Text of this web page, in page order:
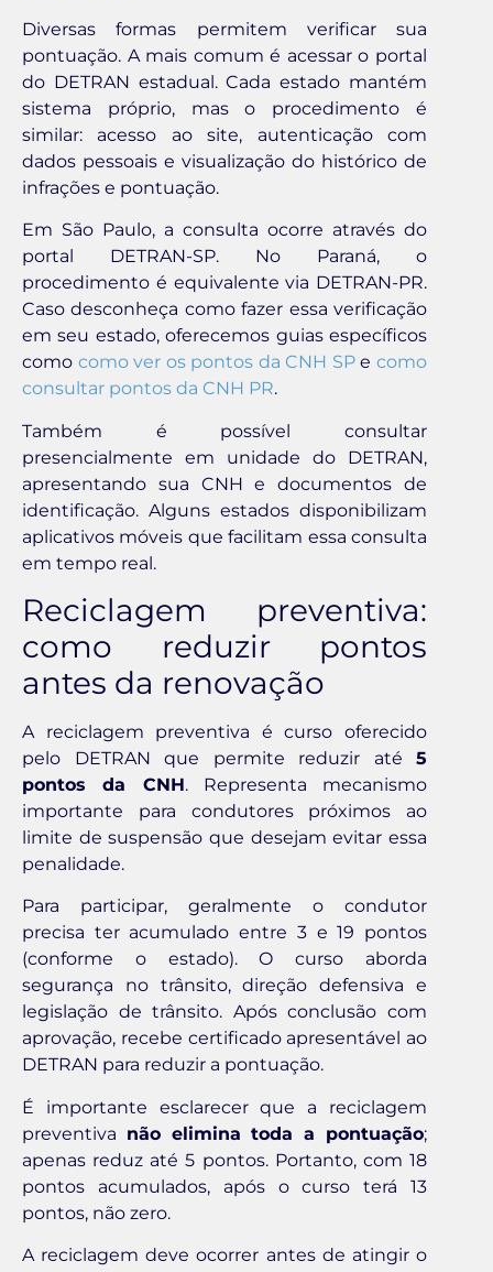
Diversas formas permitem verificar sua
pontuação. A mais comum é acessar o portal
do DETRAN estadual. Cada estado mantém
sistema próprio, mas o procedimento é
similar: acesso ao site, autenticação com
dados pessoais e visualização do histórico de
infrações e pontuação.
Em São Paulo, a consulta ocorre através do
portal DETRAN-SP. No Paraná, o
procedimento é equivalente via DETRAN-PR.
Caso desconheça como fazer essa verificação
em seu estado, oferecemos guias específicos
como como ver os pontos da CNH SPecomo
consultar pontos da CNH PR.
Também é possível consultar
presencialmente em unidade do DETRAN,
apresentando sua CNH e documentos de
identificação. Alguns estados disponibilizam
aplicativos móveis que facilitam essa consulta
em tempo real.
Reciclagem preventiva:
como reduzir pontos
antes da renovação
A reciclagem preventiva é curso oferecido
pelo DETRAN que permite reduzir até 5
pontos da CNH. Representa mecanismo
importante para condutores próximos ao
limite de suspensão que desejam evitar essa
penalidade.
Para participar, geralmente o condutor
precisa ter acumulado entre 3 e 19 pontos
(conforme o estado). O curso aborda
segurança no trânsito, direção defensiva e
legislação de trânsito. Após conclusão com
aprovação, recebe certificado apresentável ao
DETRAN para reduzir a pontuação.
É importante esclarecer que a reciclagem
preventiva não elimina toda a pontuação;
apenas reduz até 5 pontos. Portanto, com 18
pontos acumulados, após o curso terá 13
pontos, não zero.
A reciclagem deve ocorrer antes de atingir o